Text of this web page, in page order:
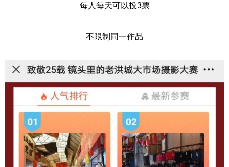
每人每天可以投3票
不限制同一作品